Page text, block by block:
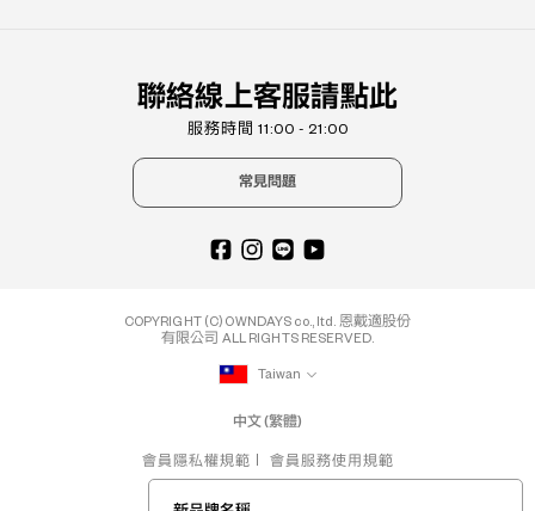
聯絡線上客服請點此
服務時間 11:00 - 21:00
常見問題
COPYRIGHT (C) OWNDAYS co., ltd. 恩戴適股份
有限公司 ALL RIGHTS RESERVED.
Taiwan
中文 (繁體)
會員隱私權規範 會員服務使用規範